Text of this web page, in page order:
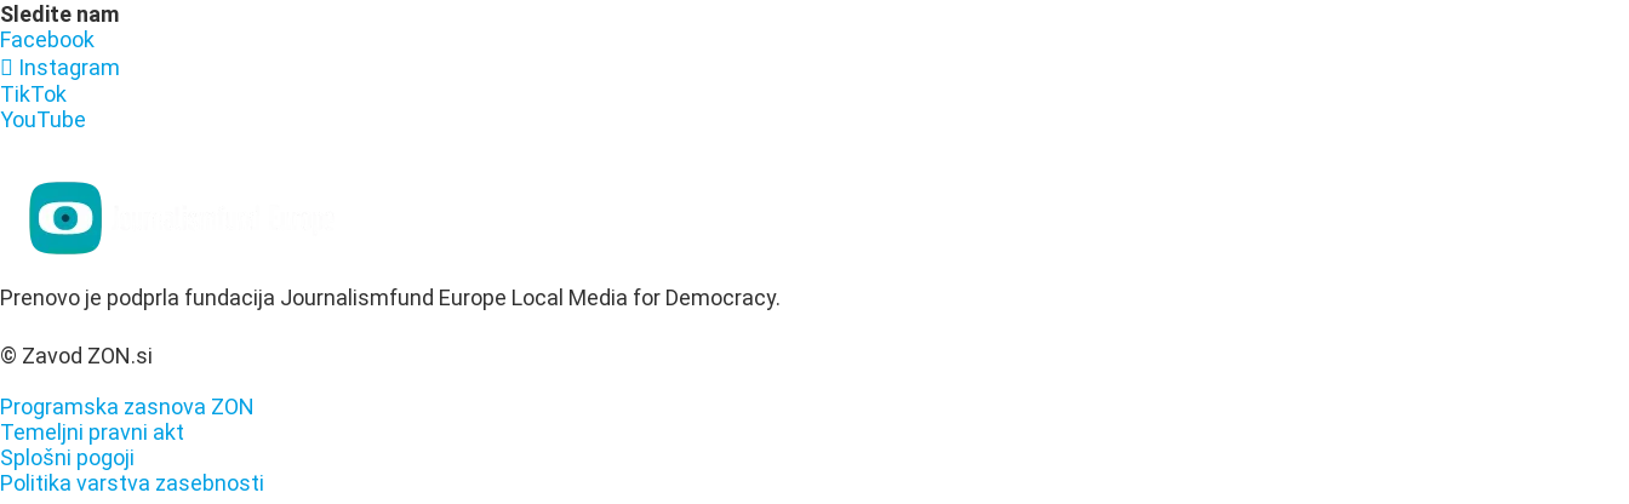
Sledite nam
Facebook
Instagram
TikTok
YouTube
Prenovo je podprla fundacija Journalismfund Europe Local Media for Democracy.
© Zavod ZON.si
Programska zasnova ZON
Temeljni pravni akt
Splošni pogoji
Politika varstva zasebnosti